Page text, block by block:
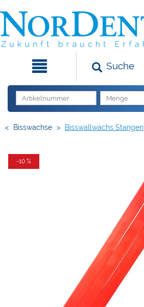
Suche
< Bisswachse > Bisswallwachs Stangen
-10 %